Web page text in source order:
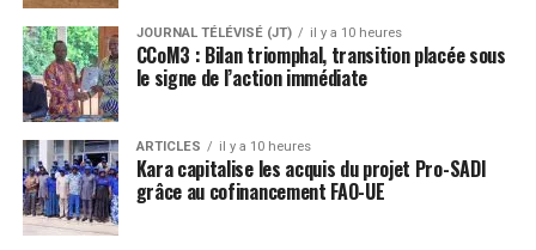
JOURNAL TÉLÉVISÉ (JT) il y a 10 heures
CCoM3 : Bilan triomphal, transition placée sous
le signe de l’action immédiate
ARTICLES il y a 10 heures
Kara capitalise les acquis du projet Pro-SADI
grâce au cofinancement FAO-UE